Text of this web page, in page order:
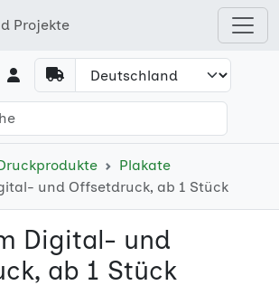
Projekte
Open shops menu
Plakate
und Offsetdruck, ab 1 Stück
Digital- und
ab 1 Stück